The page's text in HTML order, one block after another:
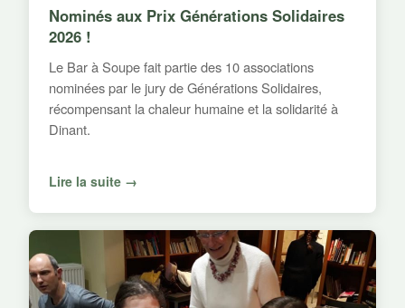
Nominés aux Prix Générations Solidaires
2026 !
Le Bar à Soupe fait partie des 10 associations
nominées par le jury de Générations Solidaires,
récompensant la chaleur humaine et la solidarité à
Dinant.
Lire la suite →